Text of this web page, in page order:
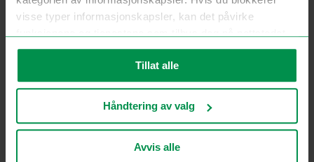
visse typer informasjonskapsler, kan det påvirke
For mer informasjon, se vårpersonvernerklæring.
Tillat alle
Håndtering av valg
Avvis alle
(torrfilm);
Produktens värmeöverföringskoefficient U är från
1,6 till 0,87 w/m²K (beroende på typen av design,
öppning och glasenhet);
Standardproduktens ljudisoleringsnivå är cirka 33
Db (vid byte av typen av glasenhet kan
produktdesignen vara annorlunda);
ROTO NT gångjärn och lås för fönster av